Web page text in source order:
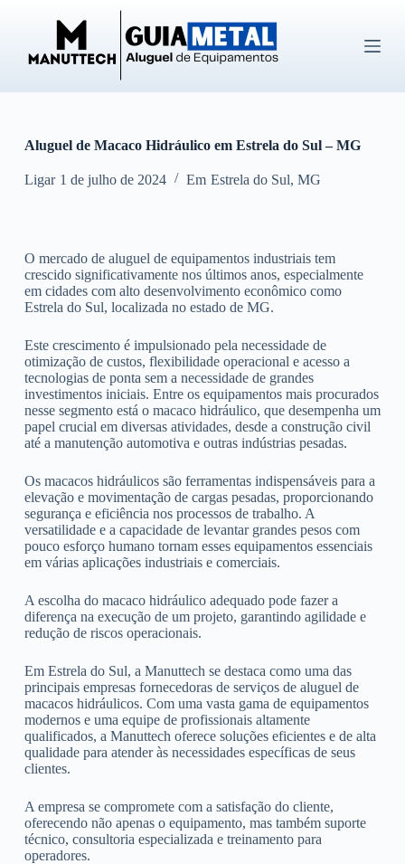
ú
d
o
Aluguel de Macaco Hidráulico em Estrela do Sul – MG
Ligar 1 de julho de 2024 Em Estrela do Sul, MG
O mercado de aluguel de equipamentos industriais tem
crescido significativamente nos últimos anos, especialmente
em cidades com alto desenvolvimento econômico como
Estrela do Sul, localizada no estado de MG.
Este crescimento é impulsionado pela necessidade de
otimização de custos, flexibilidade operacional e acesso a
tecnologias de ponta sem a necessidade de grandes
investimentos iniciais. Entre os equipamentos mais procurados
nesse segmento está o macaco hidráulico, que desempenha um
papel crucial em diversas atividades, desde a construção civil
até a manutenção automotiva e outras indústrias pesadas.
Os macacos hidráulicos são ferramentas indispensáveis para a
elevação e movimentação de cargas pesadas, proporcionando
segurança e eficiência nos processos de trabalho. A
versatilidade e a capacidade de levantar grandes pesos com
pouco esforço humano tornam esses equipamentos essenciais
em várias aplicações industriais e comerciais.
A escolha do macaco hidráulico adequado pode fazer a
diferença na execução de um projeto, garantindo agilidade e
redução de riscos operacionais.
Em Estrela do Sul, a Manuttech se destaca como uma das
principais empresas fornecedoras de serviços de aluguel de
macacos hidráulicos. Com uma vasta gama de equipamentos
modernos e uma equipe de profissionais altamente
qualificados, a Manuttech oferece soluções eficientes e de alta
qualidade para atender às necessidades específicas de seus
clientes.
A empresa se compromete com a satisfação do cliente,
oferecendo não apenas o equipamento, mas também suporte
técnico, consultoria especializada e treinamento para
operadores.